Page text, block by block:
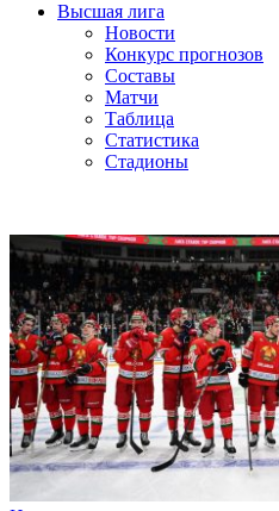
Высшая лига
Новости
Конкурс прогнозов
Составы
Матчи
Таблица
Статистика
Стадионы